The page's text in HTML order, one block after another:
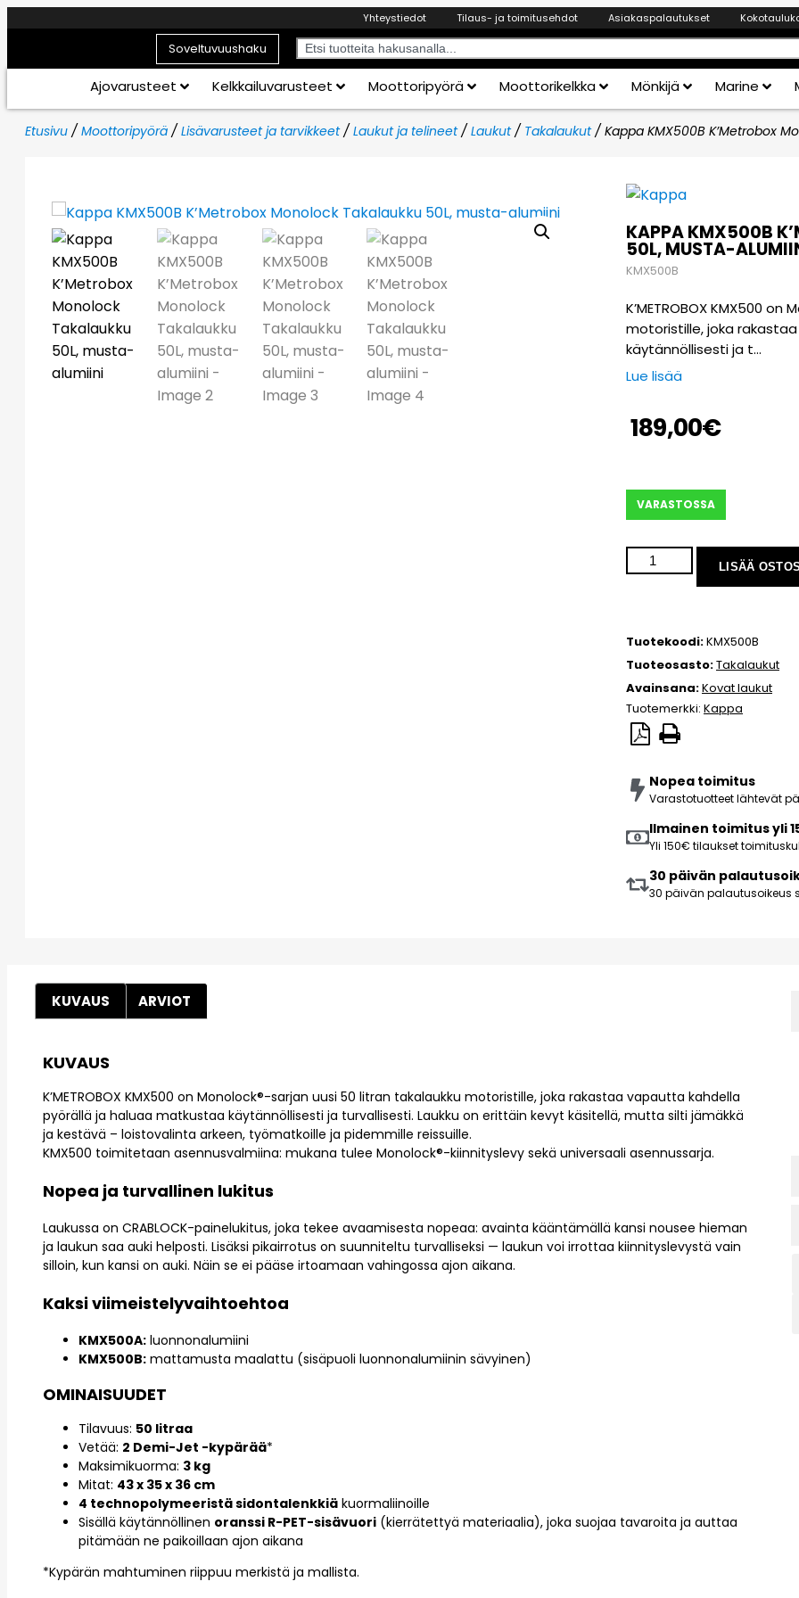
Yhteystiedot Tilaus- ja toimitusehdot Asiakaspalautukset
Soveltuvuushaku
Ajovarusteet Kelkkailuvarusteet Moottoripyörä Moottorikelkka Mönkijä Marine
Etusivu / Moottoripyörä / Lisävarusteet ja tarvikkeet/ Laukut ja telineet/ Laukut/ Takalaukut/ Kappa KMX500B K’Metrobox
KAPPA KMX500B
50L, MUSTA-
KMX500B
K’METROBOX KMX500
motoristille, joka
käytännöllisesti ja t…
Lue lisää
189,00€
VARASTOSSA
LISÄÄ
Tuotekoodi:KMX500B
Tuoteosasto:Takalaukut
Avainsana:Kovat laukut
Tuotemerkki: Kappa
Nopea toimitus
Varastotuotteet lähtevät
Ilmainen toimitus yli
Yli 150€ tilaukset
30 päivän
30 päivän palautusoikeus
KUVAUS ARVIOT
KUVAUS
K’METROBOX KMX500 on Monolock®-sarjan uusi 50 litran takalaukku motoristille, joka rakastaa vapautta kahdella
pyörällä ja haluaa matkustaa käytännöllisesti ja turvallisesti. Laukku on erittäin kevyt käsitellä, mutta silti jämäkkä
ja kestävä – loistovalinta arkeen, työmatkoille ja pidemmille reissuille.
KMX500 toimitetaan asennusvalmiina: mukana tulee Monolock®-kiinnityslevy sekä universaali asennussarja.
Nopea ja turvallinen lukitus
Laukussa on CRABLOCK-painelukitus, joka tekee avaamisesta nopeaa: avainta kääntämällä kansi nousee hieman
ja laukun saa auki helposti. Lisäksi pikairrotus on suunniteltu turvalliseksi — laukun voi irrottaa kiinnityslevystä vain
silloin, kun kansi on auki. Näin se ei pääse irtoamaan vahingossa ajon aikana.
Kaksi viimeistelyvaihtoehtoa
KMX500A: luonnonalumiini
KMX500B: mattamusta maalattu (sisäpuoli luonnonalumiinin sävyinen)
OMINAISUUDET
Tilavuus: 50 litraa
Vetää: 2 Demi-Jet -kypärää*
Maksimikuorma: 3 kg
Mitat: 43 x 35 x 36 cm
4 technopolymeeristä sidontalenkkiä kuormaliinoille
Sisällä käytännöllinen oranssi R-PET-sisävuori (kierrätettyä materiaalia), joka suojaa tavaroita ja auttaa
pitämään ne paikoillaan ajon aikana
*Kypärän mahtuminen riippuu merkistä ja mallista.